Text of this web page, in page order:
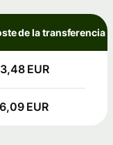
de la transferencia
EUR
EUR